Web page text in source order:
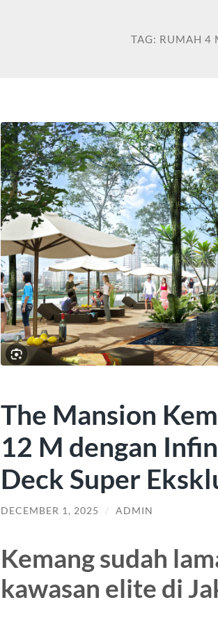
TAG: RUMAH 4
The Mansion
12 M dengan
Deck Super
DECEMBER 1, 2025 / ADMIN
Kemang sudah
kawasan elite di